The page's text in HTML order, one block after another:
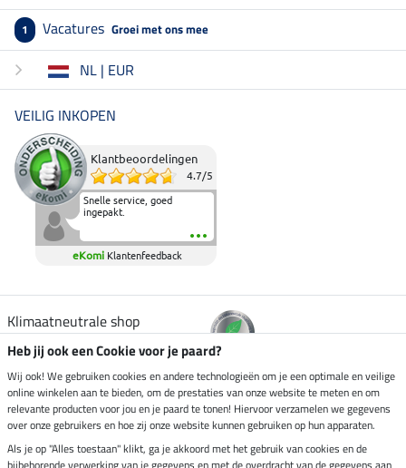
1 Vacatures Groei met ons mee
NL | EUR
VEILIG INKOPEN
Klantbeoordelingen
4.7/5
Snelle service, goed
ingepakt.
eKomi Klantenfeedback
Klimaatneutrale shop
Verzending per
Veilig betalen met
Heb jij ook een Cookie voor je paard?
Wij ook! We gebruiken cookies en andere technologieën om je een optimale en veilige
online winkelen aan te bieden, om de prestaties van onze website te meten en om
relevante producten voor jou en je paard te tonen! Hiervoor verzamelen we gegevens
over onze gebruikers en hoe zij onze website kunnen gebruiken op hun apparaten.
Als je op "Alles toestaan" klikt, ga je akkoord met het gebruik van cookies en de